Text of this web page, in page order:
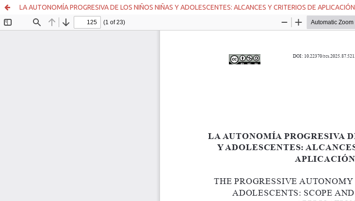
LA AUTONOMÍA PROGRESIVA DE LOS NIÑOS NIÑAS Y ADOLESCENTES: ALCANCES Y CRITERIOS DE APLICACIÓN